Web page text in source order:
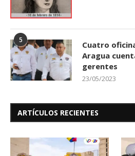
5
Cuatro
Aragua
gerentes
23/05/2023
ARTÍCULOS RECIENTES